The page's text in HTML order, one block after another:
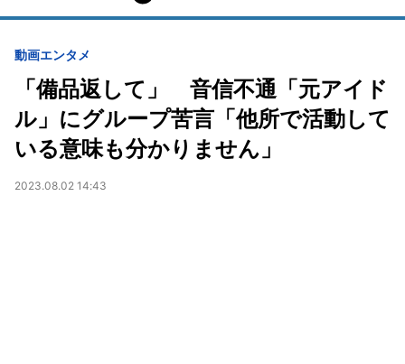
動画エンタメ
「備品返して」 音信不通「元アイド
ル」にグループ苦言「他所で活動して
いる意味も分かりません」
2023.08.02 14:43